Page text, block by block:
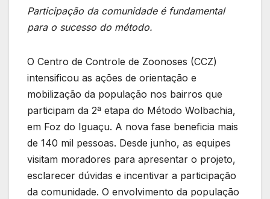
Participação da comunidade é fundamental
para o sucesso do método.
O Centro de Controle de Zoonoses (CCZ)
intensificou as ações de orientação e
mobilização da população nos bairros que
participam da 2ª etapa do Método Wolbachia,
em Foz do Iguaçu. A nova fase beneficia mais
de 140 mil pessoas. Desde junho, as equipes
visitam moradores para apresentar o projeto,
esclarecer dúvidas e incentivar a participação
da comunidade. O envolvimento da população